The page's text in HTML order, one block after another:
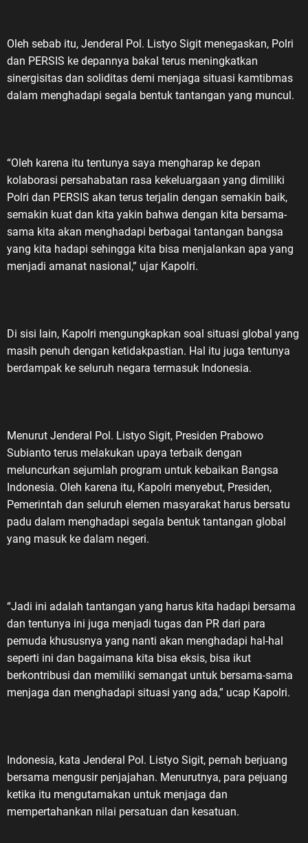
Oleh sebab itu, Jenderal Pol. Listyo Sigit menegaskan, Polri
dan PERSIS ke depannya bakal terus meningkatkan
sinergisitas dan soliditas demi menjaga situasi kamtibmas
dalam menghadapi segala bentuk tantangan yang muncul.
“Oleh karena itu tentunya saya mengharap ke depan
kolaborasi persahabatan rasa kekeluargaan yang dimiliki
Polri dan PERSIS akan terus terjalin dengan semakin baik,
semakin kuat dan kita yakin bahwa dengan kita bersama-
sama kita akan menghadapi berbagai tantangan bangsa
yang kita hadapi sehingga kita bisa menjalankan apa yang
menjadi amanat nasional,” ujar Kapolri.
Di sisi lain, Kapolri mengungkapkan soal situasi global yang
masih penuh dengan ketidakpastian. Hal itu juga tentunya
berdampak ke seluruh negara termasuk Indonesia.
Menurut Jenderal Pol. Listyo Sigit, Presiden Prabowo
Subianto terus melakukan upaya terbaik dengan
meluncurkan sejumlah program untuk kebaikan Bangsa
Indonesia. Oleh karena itu, Kapolri menyebut, Presiden,
Pemerintah dan seluruh elemen masyarakat harus bersatu
padu dalam menghadapi segala bentuk tantangan global
yang masuk ke dalam negeri.
“Jadi ini adalah tantangan yang harus kita hadapi bersama
dan tentunya ini juga menjadi tugas dan PR dari para
pemuda khususnya yang nanti akan menghadapi hal-hal
seperti ini dan bagaimana kita bisa eksis, bisa ikut
berkontribusi dan memiliki semangat untuk bersama-sama
menjaga dan menghadapi situasi yang ada,” ucap Kapolri.
Indonesia, kata Jenderal Pol. Listyo Sigit, pernah berjuang
bersama mengusir penjajahan. Menurutnya, para pejuang
ketika itu mengutamakan untuk menjaga dan
mempertahankan nilai persatuan dan kesatuan.